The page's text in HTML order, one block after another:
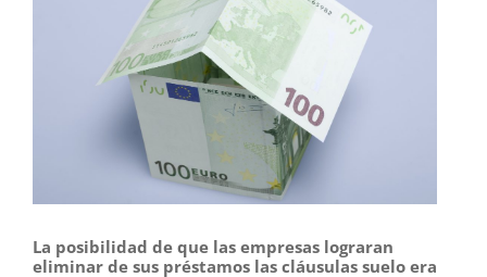
La posibilidad de que las empresas lograran
eliminar de sus préstamos las cláusulas suelo era